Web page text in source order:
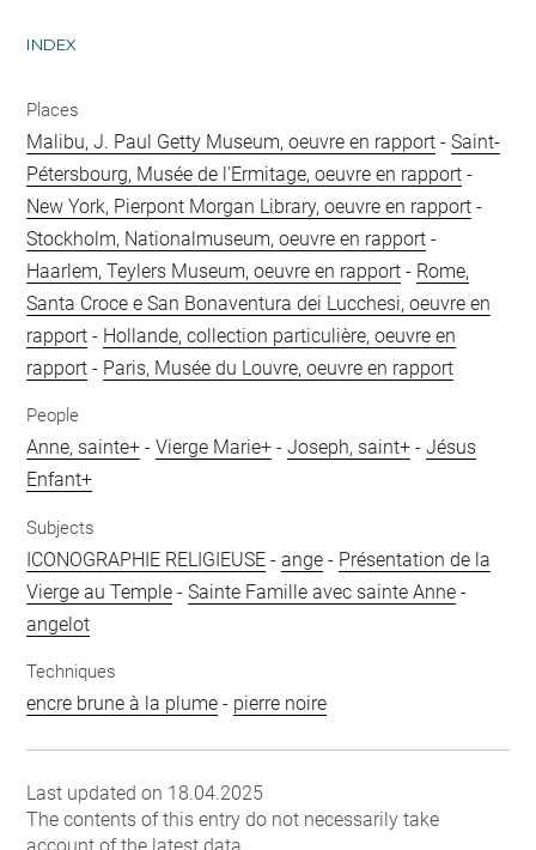
INDEX
Places
Malibu, J. Paul Getty Museum, oeuvre en rapport -Saint-
Pétersbourg, Musée de l'Ermitage, oeuvre en rapport -
New York, Pierpont Morgan Library, oeuvre en rapport -
Stockholm, Nationalmuseum, oeuvre en rapport -
Haarlem, Teylers Museum, oeuvre en rapport - Rome,
Santa Croce e San Bonaventura dei Lucchesi, oeuvre en
rapport - Hollande, collection particulière, oeuvre en
rapport - Paris, Musée du Louvre, oeuvre en rapport
People
Anne, sainte+ -Vierge Marie+ -Joseph, saint+ -Jésus
Enfant+
Subjects
ICONOGRAPHIE RELIGIEUSE -ange - Présentation de la
Vierge au Temple -Sainte Famille avec sainte Anne -
angelot
Techniques
encre brune à la plume - pierre noire
Last updated on 18.04.2025
The contents of this entry do not necessarily take